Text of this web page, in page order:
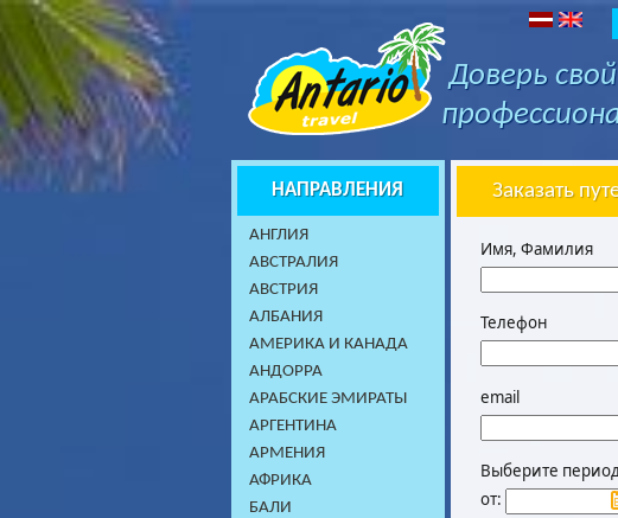
Доверь
НАПРАВЛЕНИЯ
AНГЛИЯ
АВСТРАЛИЯ
АВСТРИЯ
АЛБАНИЯ
АМЕРИКА И КАНАДА
АНДОРРА
АРАБСКИЕ ЭМИРАТЫ
АРГЕНТИНА
АРМЕНИЯ
АФРИКА
БАЛИ
Заказать
Имя, Фамилия
Телефон
email
Выберите
от: